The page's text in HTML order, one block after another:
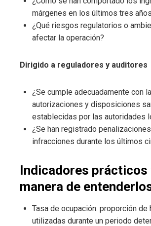
márgenes en los últimos tres
¿Qué riesgos regulatorios o
afectar la operación?
Dirigido a reguladores y auditores
¿Se cumple adecuadamente con
autorizaciones y disposiciones
establecidas por las autoridades
¿Se han registrado
infracciones durante los últimos
Indicadores prácticos
manera de
Tasa de ocupación: proporción de
utilizadas durante un periodo